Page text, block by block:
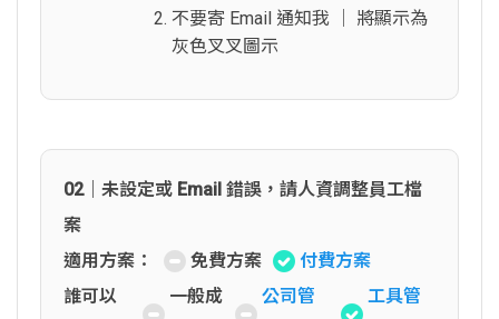
不要寄 Email 通知我 │ 將顯示為
灰色叉叉圖示
02｜未設定或 Email 錯誤，請人資調整員工檔
案
適用方案：
免費方案
付費方案
誰可以
一般成
公司管
工具管